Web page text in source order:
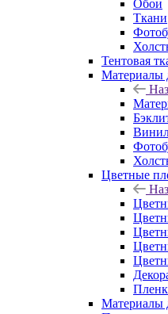
Обои
Ткани
Тентовая
Материалы
Цветные
Материалы